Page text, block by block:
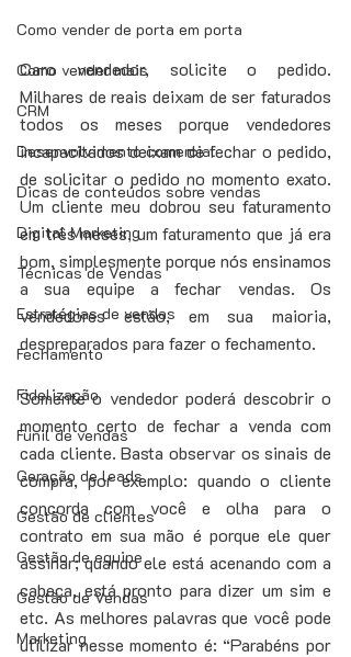
Como vender de porta em porta
Como vender mais
CRM
Desenvolvimento comercial
Dicas de conteúdos sobre vendas
Digital Marketing
Técnicas de Vendas
Estratégias de vendas
Fechamento
Fidelização
Funil de vendas
Geração de leads
Gestão de clientes
Gestão de equipe
Gestão de Vendas
Marketing
Caro vendedor, solicite o pedido.
Milhares de reais deixam de ser faturados
todos os meses porque vendedores
incapacitados deixam de fechar o pedido,
de solicitar o pedido no momento exato.
Um cliente meu dobrou seu faturamento
em três meses, um faturamento que já era
bom, simplesmente porque nós ensinamos
a sua equipe a fechar vendas. Os
vendedores estão, em sua maioria,
despreparados para fazer o fechamento.
Somente o vendedor poderá descobrir o
momento certo de fechar a venda com
cada cliente. Basta observar os sinais de
compra, por exemplo: quando o cliente
concorda com você e olha para o
contrato em sua mão é porque ele quer
assinar; quando ele está acenando com a
cabeça, está pronto para dizer um sim e
etc. As melhores palavras que você pode
utilizar nesse momento é: “Parabéns por